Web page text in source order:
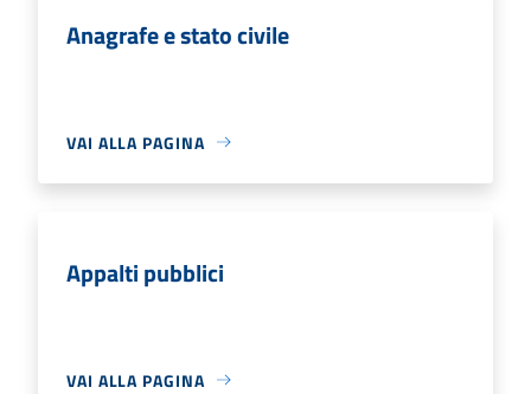
Anagrafe e stato civile
VAI ALLA PAGINA
Appalti pubblici
VAI ALLA PAGINA